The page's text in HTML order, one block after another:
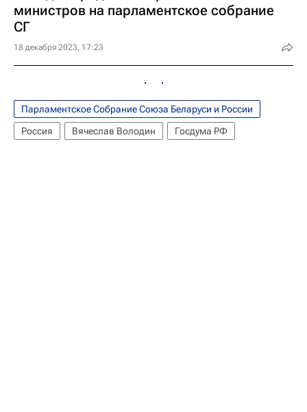
министров на парламентское собрание
СГ
18 декабря 2023, 17:23
Парламентское Собрание Союза Беларуси и России
Россия
Вячеслав Володин Госдума РФ